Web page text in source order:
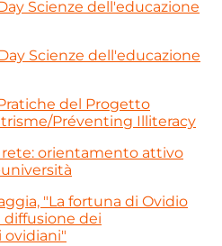
Scienze dell'educazione
Scienze dell'educazione
del Progetto
Préventing Illiteracy
rete: orientamento attivo
"La fortuna di Ovidio
diffusione dei
ovidiani"